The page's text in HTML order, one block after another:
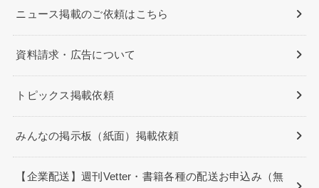
ニュース掲載のご依頼はこちら
資料請求・広告について
トピックス掲載依頼
みんなの掲示板（紙面）掲載依頼
【企業配送】週刊Vetter・書籍各種の配送お申込み（無